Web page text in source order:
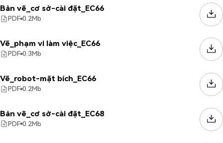
Bản vẽ_cơ sở-cài đặt_EC66
PDF 0.2Mb
Vẽ_phạm vi làm việc_EC66
PDF 0.3Mb
Vẽ_robot-mặt bích_EC66
PDF 0.2Mb
Bản vẽ_cơ sở-cài đặt_EC68
PDF 0.2Mb